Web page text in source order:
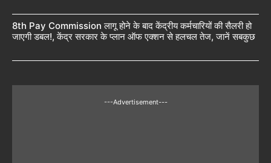
8th Pay Commission लागू होने के बाद केंद्रीय कर्मचारियों की सैलरी हो
जाएगी डबल!, केंद्र सरकार के प्लान ऑफ एक्शन से हलचल तेज, जानें सबकुछ
---Advertisement---